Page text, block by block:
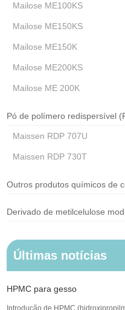
Mailose ME100KS
Mailose ME150KS
Mailose ME150K
Mailose ME200KS
Mailose ME 200K
Pó de polímero redispersível
Maissen RDP 707U
Maissen RDP 730T
Outros produtos químicos de
Derivado de metilcelulose
Últimas notícias
HPMC para gesso
Introdução de HPMC